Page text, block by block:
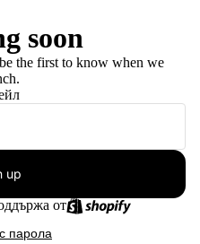
soon
the first to know when we
up
от
парола